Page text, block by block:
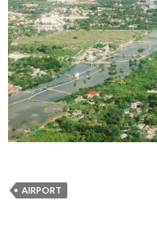
AIRPORT